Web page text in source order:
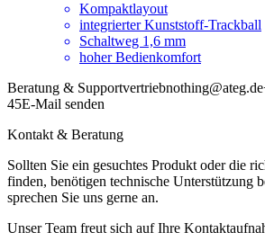
Kompaktlayout
integrierter Kunststoff-Trackball
Schaltweg 1,6 mm
hoher Bedienkomfort
Beratung & Supportvertriebnothing@ateg.de
45E-Mail senden
Kontakt & Beratung
Sollten Sie ein gesuchtes Produkt oder die
finden, benötigen technische Unterstützung
sprechen Sie uns gerne an.
Unser Team freut sich auf Ihre